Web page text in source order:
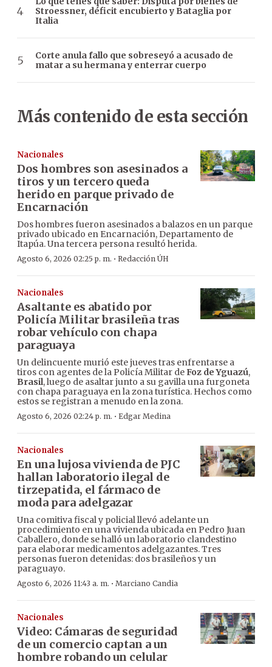
Stroessner, déficit encubierto y Bataglia por
Italia
Corte anula fallo que sobreseyó a acusado de
matar a su hermana y enterrar cuerpo
Más contenido de esta sección
Nacionales
Dos hombres son asesinados a
tiros y un tercero queda
herido en parque privado de
Encarnación
Dos hombres fueron asesinados a balazos en un parque
privado ubicado en Encarnación, Departamento de
Itapúa. Una tercera persona resultó herida.
Agosto 6, 2026 02:25 p. m. · Redacción ÚH
Nacionales
Asaltante es abatido por
Policía Militar brasileña tras
robar vehículo con chapa
paraguaya
Un delincuente murió este jueves tras enfrentarse a
tiros con agentes de la Policía Militar deFoz de Yguazú,
Brasil, luego de asaltar junto a su gavilla una furgoneta
con chapa paraguaya en la zona turística. Hechos como
estos se registran a menudo en la zona.
Agosto 6, 2026 02:24 p. m. · Edgar Medina
Nacionales
En una lujosa vivienda de PJC
hallan laboratorio ilegal de
tirzepatida, el fármaco de
moda para adelgazar
Una comitiva fiscal y policial llevó adelante un
procedimiento en una vivienda ubicada en Pedro Juan
Caballero, donde se halló un laboratorio clandestino
para elaborar medicamentos adelgazantes. Tres
personas fueron detenidas: dos brasileños y un
paraguayo.
Agosto 6, 2026 11:43 a. m. · Marciano Candia
Nacionales
Video: Cámaras de seguridad
de un comercio captan a un
hombre robando un celular